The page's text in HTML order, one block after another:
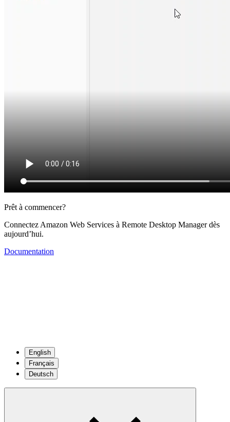
Prêt à commencer?
Connectez Amazon Web Services à Remote Desktop Manager dès
aujourd’hui.
Documentation
English
Français
Deutsch